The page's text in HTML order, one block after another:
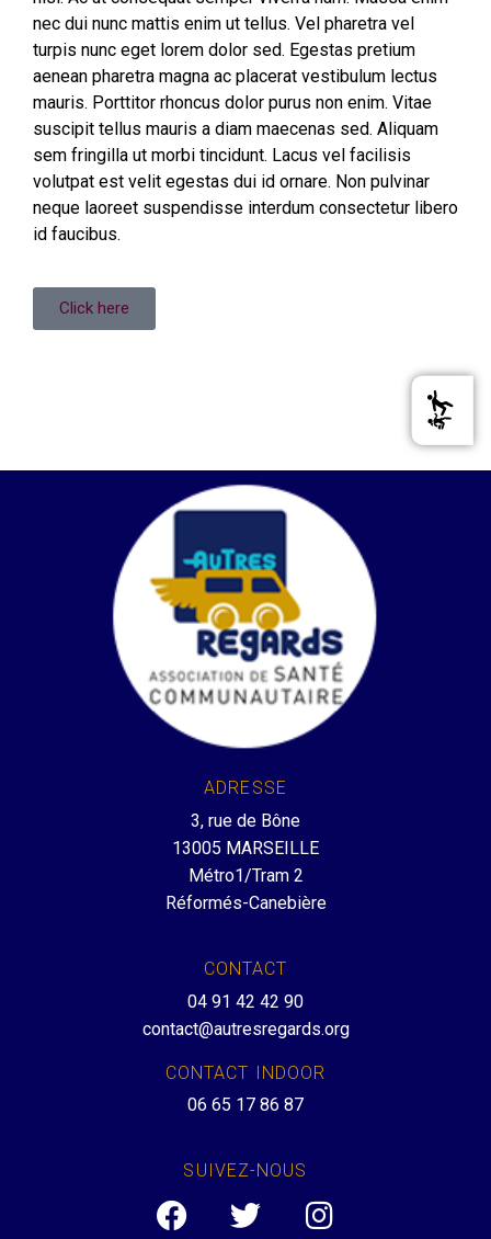
nec dui nunc mattis enim ut tellus. Vel pharetra vel
turpis nunc eget lorem dolor sed. Egestas pretium
aenean pharetra magna ac placerat vestibulum lectus
mauris. Porttitor rhoncus dolor purus non enim. Vitae
suscipit tellus mauris a diam maecenas sed. Aliquam
sem fringilla ut morbi tincidunt. Lacus vel facilisis
volutpat est velit egestas dui id ornare. Non pulvinar
neque laoreet suspendisse interdum consectetur libero
id faucibus.
Click here
ADRESSE
3, rue de Bône
13005 MARSEILLE
Métro1/Tram 2
Réformés-Canebière
CONTACT
04 91 42 42 90
contact@autresregards.org
CONTACT INDOOR
06 65 17 86 87
SUIVEZ-NOUS